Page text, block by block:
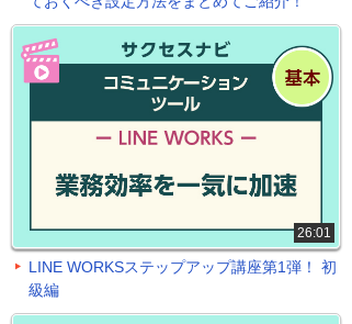
26:01
LINE WORKSステップアップ講座第1弾！ 初
級編